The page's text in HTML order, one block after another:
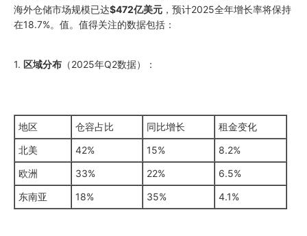
海外仓储市场规模已达$472亿美元 ，预计2025全年增长率将保持
在18.7%。值。值得关注的数据包括：
1. 区域分布 （2025年Q2数据）：
地区 仓容占比 同比增长
租金变化
北美
42% 15%
8.2%
欧洲
33% 22%
6.5%
东南亚
18% 35% 4.1%